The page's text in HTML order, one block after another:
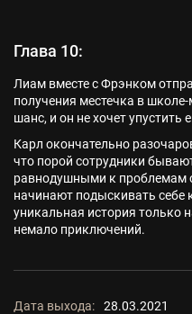
Глава 10:
Лиам вместе с Фрэнком
получения местечка в
шанс, и он не хочет упустить
Карл окончательно
что порой сотрудники
равнодушными к проблемам
начинают подыскивать себе
уникальная история только
немало приключений.
Дата выхода:
28.03.2021